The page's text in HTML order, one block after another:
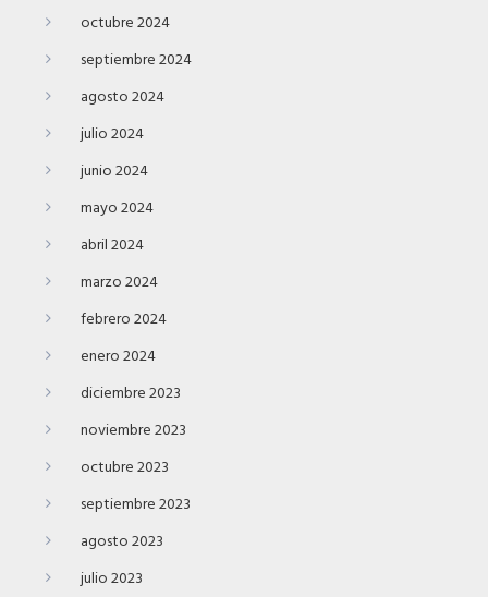
octubre 2024
septiembre 2024
agosto 2024
julio 2024
junio 2024
mayo 2024
abril 2024
marzo 2024
febrero 2024
enero 2024
diciembre 2023
noviembre 2023
octubre 2023
septiembre 2023
agosto 2023
julio 2023